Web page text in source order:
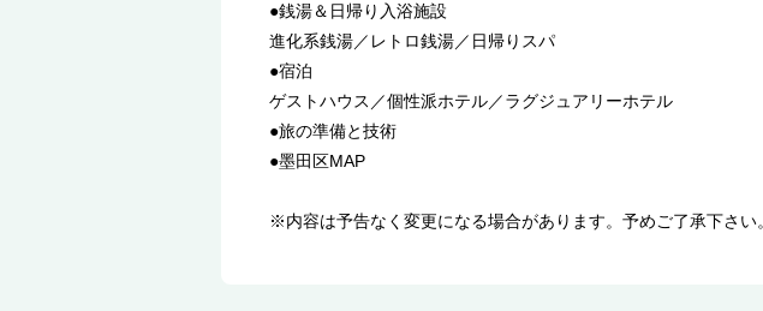
●銭湯＆日帰り入浴施設
進化系銭湯／レトロ銭湯／日帰りスパ
●宿泊
ゲストハウス／個性派ホテル／ラグジュアリーホテル
●旅の準備と技術
●墨田区MAP
※内容は予告なく変更になる場合があります。予めご了承下さい。